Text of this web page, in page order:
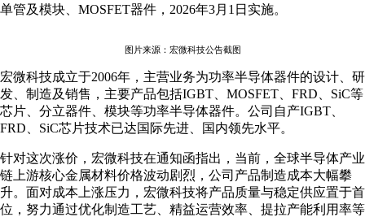
单管及模块、MOSFET器件，2026年3月1日实施。
图片来源：宏微科技公告截图
宏微科技成立于2006年，主营业务为功率半导体器件的设计、研
发、制造及销售，主要产品包括IGBT、MOSFET、FRD、SiC等
芯片、分立器件、模块等功率半导体器件。公司自产IGBT、
FRD、SiC芯片技术已达国际先进、国内领先水平。
针对这次涨价，宏微科技在通知函指出，当前，全球半导体产业
链上游核心金属材料价格波动剧烈，公司产品制造成本大幅攀
升。面对成本上涨压力，宏微科技将产品质量与稳定供应置于首
位，努力通过优化制造工艺、精益运营效率、提拉产能利用率等